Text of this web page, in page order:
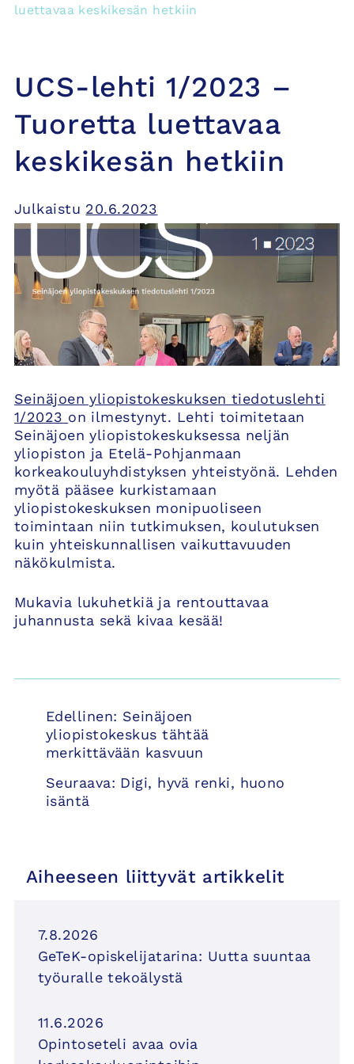
luettavaa keskikesän hetkiin
UCS-lehti 1/2023 –
Tuoretta luettavaa
keskikesän hetkiin
Julkaistu 20.6.2023
Seinäjoen yliopistokeskuksen tiedotuslehti
1/2023 on ilmestynyt. Lehti toimitetaan
Seinäjoen yliopistokeskuksessa neljän
yliopiston ja Etelä-Pohjanmaan
korkeakouluyhdistyksen yhteistyönä. Lehden
myötä pääsee kurkistamaan
yliopistokeskuksen monipuoliseen
toimintaan niin tutkimuksen, koulutuksen
kuin yhteiskunnallisen vaikuttavuuden
näkökulmista.
Mukavia lukuhetkiä ja rentouttavaa
juhannusta sekä kivaa kesää!
Artikkelien
selaus
Edellinen: Seinäjoen
yliopistokeskus tähtää
merkittävään kasvuun
Seuraava: Digi, hyvä renki, huono
isäntä
Aiheeseen liittyvät artikkelit
7.8.2026
GeTeK-opiskelijatarina: Uutta suuntaa
työuralle tekoälystä
11.6.2026
Opintoseteli avaa ovia